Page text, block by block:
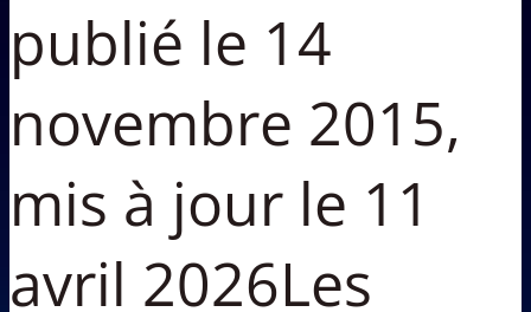
publié le 14
novembre 2015,
mis à jour le 11
avril 2026Les